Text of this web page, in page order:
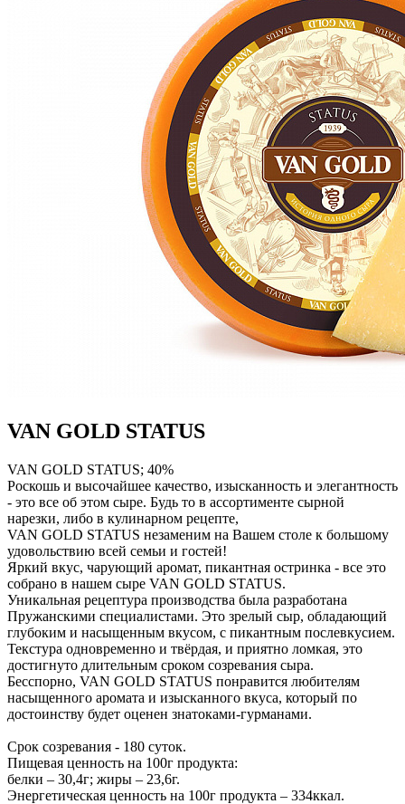
VAN GOLD STATUS
VAN GOLD STATUS; 40%
Роскошь и высочайшее качество, изысканность и элегантность
- это все об этом сыре. Будь то в ассортименте сырной
нарезки, либо в кулинарном рецепте,
VAN GOLD STATUS незаменим на Вашем столе к большому
удовольствию всей семьи и гостей!
Яркий вкус, чарующий аромат, пикантная остринка - все это
собрано в нашем сыре VAN GOLD STATUS.
Уникальная рецептура производства была разработана
Пружанскими специалистами. Это зрелый сыр, обладающий
глубоким и насыщенным вкусом, с пикантным послевкусием.
Текстура одновременно и твёрдая, и приятно ломкая, это
достигнуто длительным сроком созревания сыра.
Бесспорно, VAN GOLD STATUS понравится любителям
насыщенного аромата и изысканного вкуса, который по
достоинству будет оценен знатоками-гурманами.
Срок созревания - 180 суток.
Пищевая ценность на 100г продукта:
белки – 30,4г; жиры – 23,6г.
Энергетическая ценность на 100г продукта – 334ккал.